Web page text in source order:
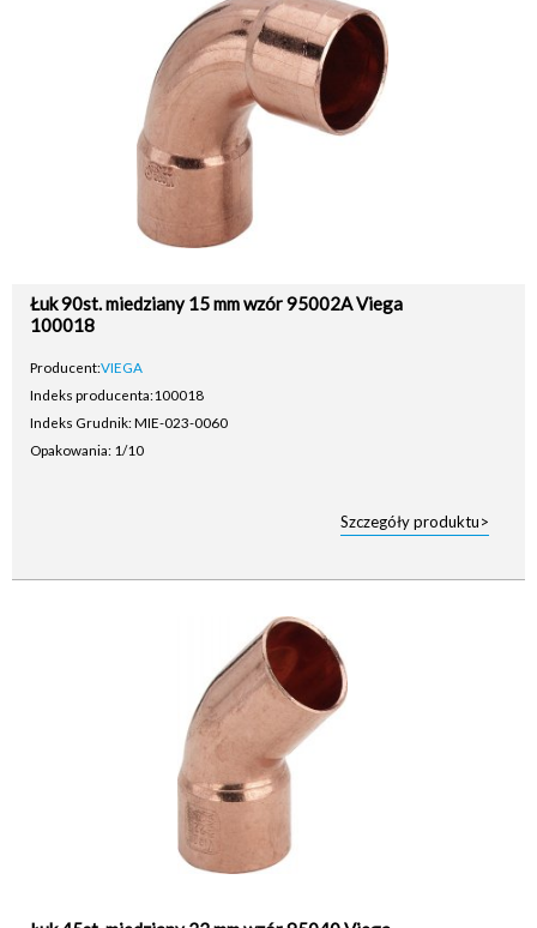
Łuk 90st. miedziany 15 mm wzór 95002A Viega
100018
Producent:VIEGA
Indeks producenta:100018
Indeks Grudnik: MIE-023-0060
Opakowania: 1/10
Szczegóły produktu>